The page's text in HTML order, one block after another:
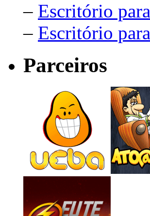
– Escritório
– Escritório
Parceiros